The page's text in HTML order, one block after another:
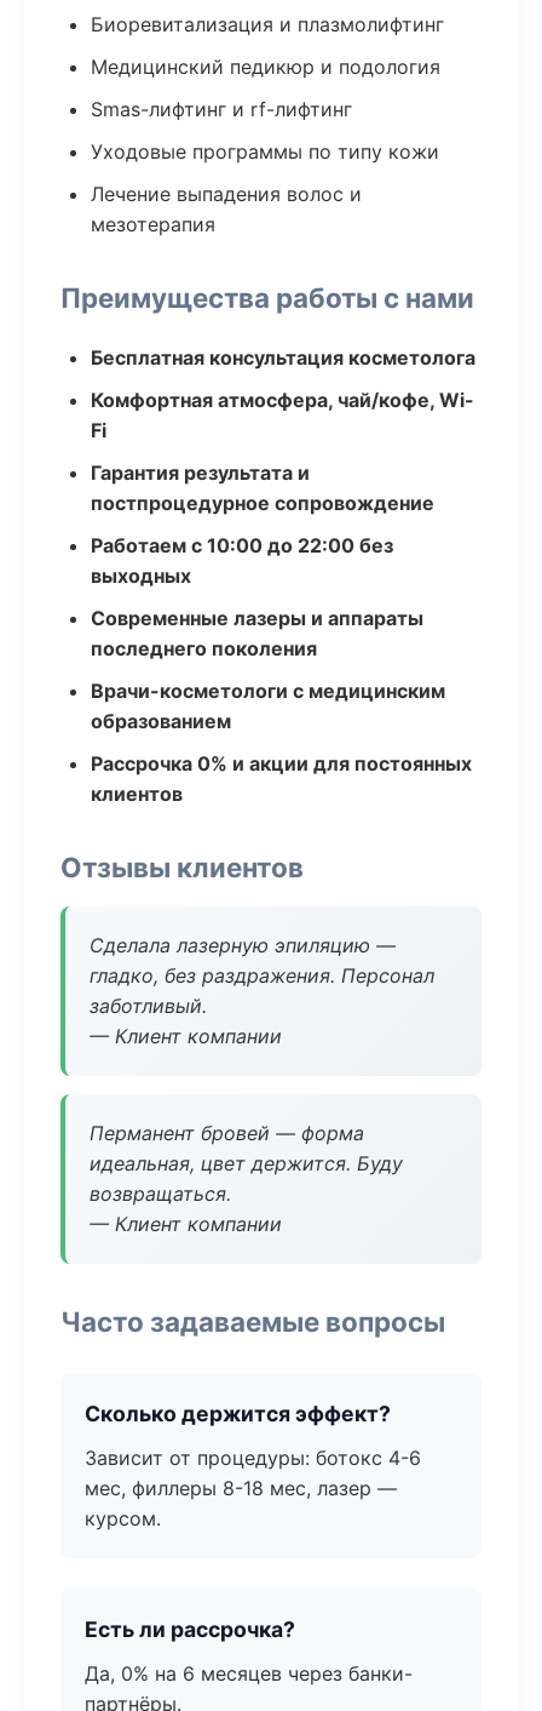
Биоревитализация и плазмолифтинг
Медицинский педикюр и подология
Smas-лифтинг и rf-лифтинг
Уходовые программы по типу кожи
Лечение выпадения волос и
мезотерапия
Преимущества работы с нами
Бесплатная консультация косметолога
Комфортная атмосфера, чай/кофе, Wi-
Fi
Гарантия результата и
постпроцедурное сопровождение
Работаем с 10:00 до 22:00 без
выходных
Современные лазеры и аппараты
последнего поколения
Врачи-косметологи с медицинским
образованием
Рассрочка 0% и акции для постоянных
клиентов
Отзывы клиентов
Сделала лазерную эпиляцию —
гладко, без раздражения. Персонал
заботливый.
— Клиент компании
Перманент бровей — форма
идеальная, цвет держится. Буду
возвращаться.
— Клиент компании
Часто задаваемые вопросы
Сколько держится эффект?
Зависит от процедуры: ботокс 4-6
мес, филлеры 8-18 мес, лазер —
курсом.
Есть ли рассрочка?
Да, 0% на 6 месяцев через банки-
партнёры.